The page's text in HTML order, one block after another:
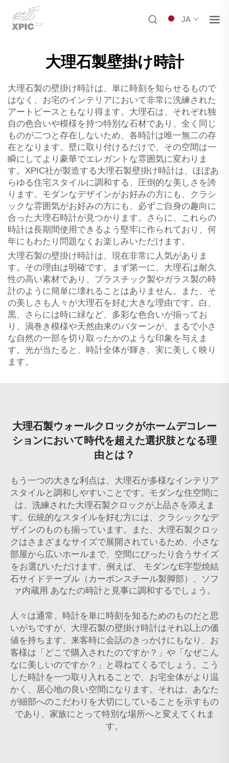
JA
大理石製壁掛け時計
大理石製の壁掛け時計は、単に時刻を知らせるもので
はなく、お宅のインテリアにおいて非常に洗練された
アートピースともなり得ます。大理石は、それぞれ独
自の色合いや模様を持つ特別な石材であり、全く同じ
ものが二つと存在しないため、各時計は唯一無二の存
在となります。壁に取り付けるだけで、その空間は一
瞬にしてより豪華でエレガントな雰囲気に変わりま
す。XPIC社が製造する大理石製壁掛け時計は、ほぼあ
らゆる住宅スタイルに調和する、圧倒的な美しさを誇
ります。モダンなデザインがお好みの方にも、クラシ
ックな雰囲気がお好みの方にも、必ずご自身の趣向に
合った大理石時計が見つかります。さらに、これらの
時計は長期間使用できるよう堅牢に作られており、何
年にもわたり問題なくお楽しみいただけます。
大理石製の壁掛け時計は、現在非常に人気がありま
す。その理由は明確です。まず第一に、大理石は耐久
性の高い素材であり、プラスチック製やガラス製の時
計のように簡単に壊れることはありません。また、そ
の美しさも人々が大理石を好む大きな理由です。白、
黒、さらには時に緑など、多彩な色合いが揃ってお
り、渦巻き模様や天然由来のパターンが、まるで小さ
な自然の一部を切り取ったかのような印象を与えま
す。光が当たると、時計全体が輝き、実に美しく映り
ます。
大理石製ウォールクロックがホームデコレー
ションにおいて時代を超えた選択肢となる理
由とは？
もう一つの大きな利点は、大理石が多様なインテリア
スタイルと調和しやすいことです。モダンな住空間に
は、洗練された大理石製クロックが上品さを添えま
す。伝統的なスタイルを好む方には、クラシックなデ
ザインのものも揃っています。また、大理石製クロッ
クはさまざまなサイズで展開されているため、小さな
部屋から広いホールまで、空間にぴったり合うサイズ
をお選びいただけます。例えば、 モダンなE字型焼結
石サイドテーブル（カーボンスチール製脚部）、ソフ
ァ内蔵用 あなたの時計と見事に調和するでしょう。
人々は通常、時計を単に時刻を知るためのものだと思
いがちですが、大理石製の壁掛け時計はそれ以上の価
値を持ちます。来客時に会話のきっかけにもなり、お
客様は「どこで購入されたのですか？」や「なぜこん
なに美しいのですか？」と尋ねてくるでしょう。こう
した時計を一つ取り入れることで、お宅全体がより温
かく、居心地の良い空間になります。それは、あなた
が細部へのこだわりを大切にしていることを示すもの
であり、家族にとって特別な場所へと変えてくれま
す。